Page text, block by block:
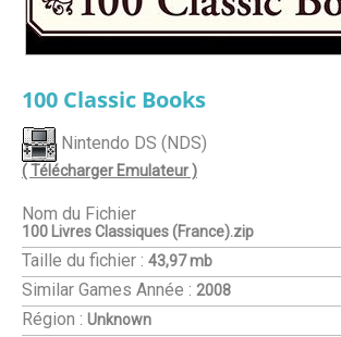
100 Classic Books
Nintendo DS (NDS)
( Télécharger Emulateur )
Nom du Fichier
100 Livres Classiques (France).zip
Taille du fichier : 43,97 mb
Similar Games Année : 2008
Région : Unknown